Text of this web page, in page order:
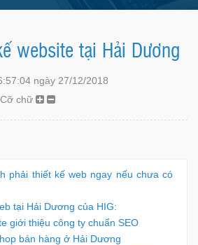
website tại Hải Dương
ngày 27/12/2018
Cỡ chữ
phải thiết kế web ngay nếu chưa có
tại Hải Dương của HIG:
giới thiệu công ty chuẩn SEO
bán hàng ở Hải Dương